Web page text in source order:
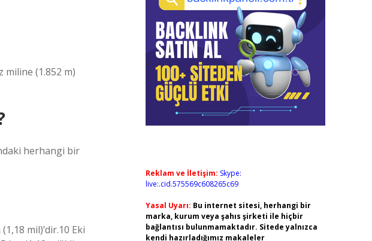
miline (1.852 m)
herhangi bir
mil)’dir.10 Eki
Reklam ve İletişim: Skype:
live:.cid.575569c608265c69
Yasal Uyarı: Bu internet sitesi, herhangi bir
marka, kurum veya şahıs şirketi ile hiçbir
bağlantısı bulunmamaktadır. Sitede yalnızca
kendi hazırladığımız makaleler